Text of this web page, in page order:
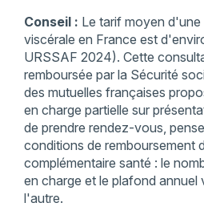
Conseil : Le tarif moyen
viscérale en France est
URSSAF 2024). Cette
remboursée par la Sécurité
des mutuelles françaises
en charge partielle sur
de prendre rendez-vous,
conditions de remboursement
complémentaire santé : le
en charge et le plafond
l'autre.